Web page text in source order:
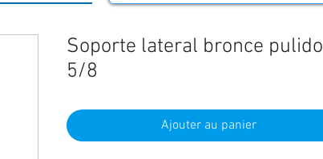
Soporte lateral bronce pulido
5/8
Ajouter au panier